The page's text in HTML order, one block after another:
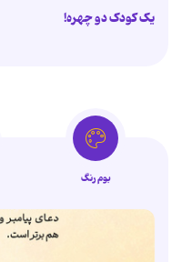
یک کودک دو چهره!
بوم رنگ